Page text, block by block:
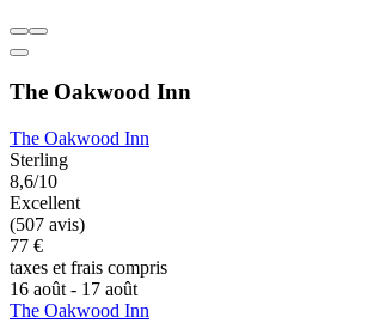
The Oakwood Inn
The Oakwood Inn
Sterling
8,6/10
Excellent
(507 avis)
77 €
taxes et frais compris
16 août - 17 août
The Oakwood Inn